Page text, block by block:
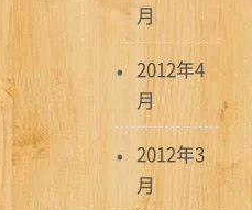
月
2012年4
月
2012年3
月